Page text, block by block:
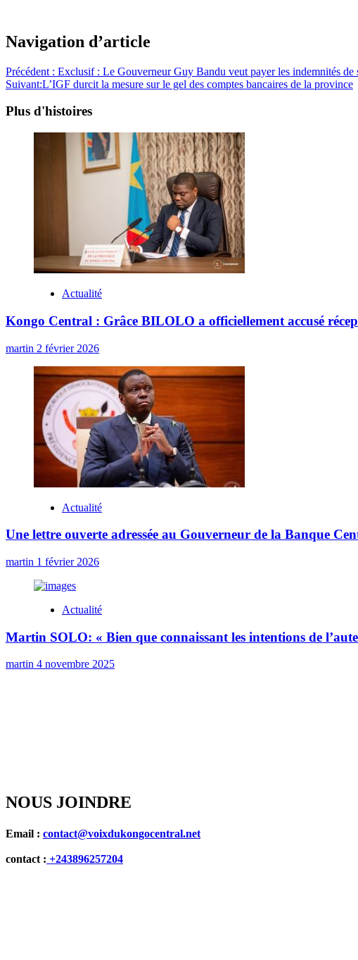
Navigation d’article
Précédent : Exclusif : Le Gouverneur Guy Bandu veut payer les indemnités de
Suivant:L’IGF durcit la mesure sur le gel des comptes bancaires de la province
Plus d'histoires
Actualité
Kongo Central : Grâce BILOLO a officiellement accusé
martin 2 février 2026
Actualité
Une lettre ouverte adressée au Gouverneur de la Banque
martin 1 février 2026
Actualité
Martin SOLO: « Bien que connaissant les intentions de
martin 4 novembre 2025
NOUS JOINDRE
Email : contact@voixdukongocentral.net
contact : +243896257204